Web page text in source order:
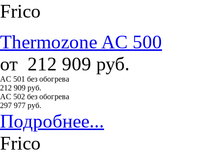
Frico
Thermozone AC 500
от 212 909 руб.
AC 501 без обогрева
212 909 руб.
AC 502 без обогрева
297 977 руб.
Подробнее...
Frico